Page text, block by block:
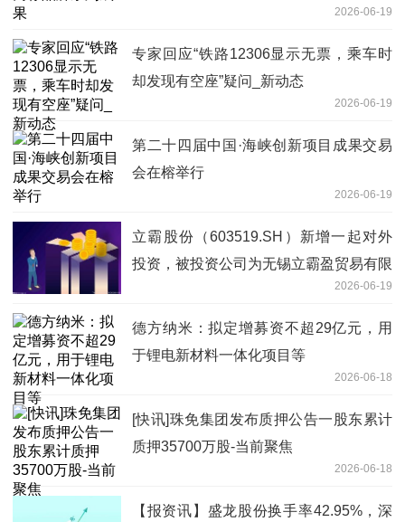
2026-06-19
专家回应“铁路12306显示无票，乘车时
却发现有空座”疑问_新动态
2026-06-19
第二十四届中国·海峡创新项目成果交易
会在榕举行
2026-06-19
立霸股份（603519.SH）新增一起对外
投资，被投资公司为无锡立霸盈贸易有限
2026-06-19
德方纳米：拟定增募资不超29亿元，用
于锂电新材料一体化项目等
2026-06-18
[快讯]珠免集团发布质押公告一股东累计
质押35700万股-当前聚焦
2026-06-18
【报资讯】盛龙股份换手率42.95%，深